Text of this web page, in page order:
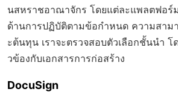
นสหราชอาณาจักร โดยแต่ละแพลตฟอร์
ด้านการปฏิบัติตามข้อกำหนด ความสาม
ะต้นทุน เราจะตรวจสอบตัวเลือกชั้นนำ โ
วข้องกับเอกสารการก่อสร้าง
DocuSign